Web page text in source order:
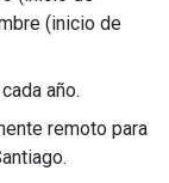
(inicio de
año.
remoto para